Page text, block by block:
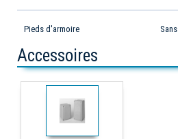
Pieds d'armoire
Accessoires